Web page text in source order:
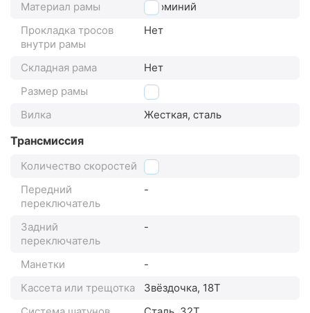
Материал рамы
алюминий
Прокладка тросов
внутри рамы
Нет
Складная рама
Нет
Размер рамы
12"
Вилка
Жесткая, сталь
Трансмиссия
Количество скоростей 1
Передний
переключатель
-
Задний
переключатель
-
Манетки
-
Кассета или трещотка
Звёздочка, 18Т